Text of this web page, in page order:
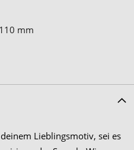
mm
Lieblingsmotiv, sei es